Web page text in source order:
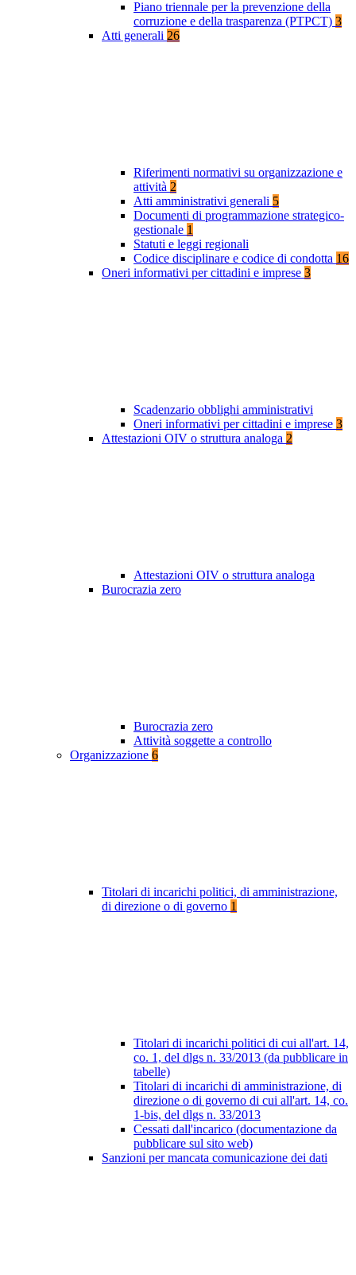
Piano triennale per la prevenzione della
corruzione e della trasparenza (PTPCT) 3
Atti generali 26
Riferimenti normativi su organizzazione e
attività 2
Atti amministrativi generali 5
Documenti di programmazione strategico-
gestionale 1
Statuti e leggi regionali
Codice disciplinare e codice di condotta 16
Oneri informativi per cittadini e imprese 3
Scadenzario obblighi amministrativi
Oneri informativi per cittadini e imprese 3
Attestazioni OIV o struttura analoga 2
Attestazioni OIV o struttura analoga
Burocrazia zero
Burocrazia zero
Attività soggette a controllo
Organizzazione 6
Titolari di incarichi politici, di amministrazione,
di direzione o di governo 1
Titolari di incarichi politici di cui all'art. 14,
co. 1, del dlgs n. 33/2013 (da pubblicare in
tabelle)
Titolari di incarichi di amministrazione, di
direzione o di governo di cui all'art. 14, co.
1-bis, del dlgs n. 33/2013
Cessati dall'incarico (documentazione da
pubblicare sul sito web)
Sanzioni per mancata comunicazione dei dati